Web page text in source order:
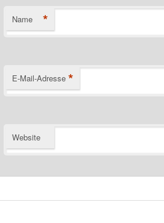
Name *
E-Mail-Adresse *
Website